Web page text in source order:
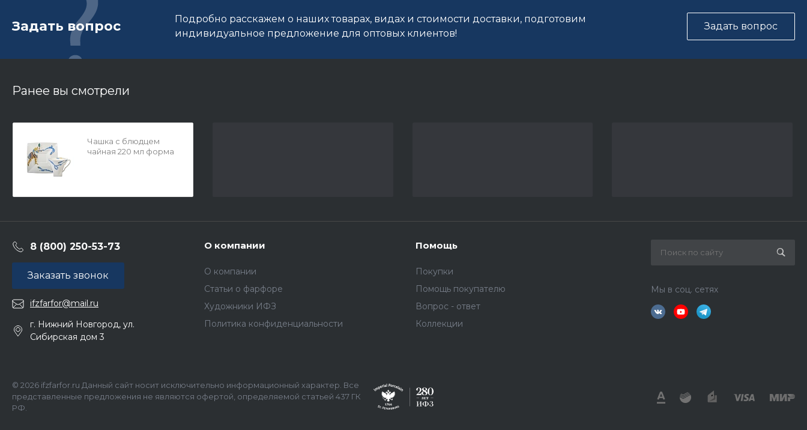
Задать вопрос
Подробно расскажем о наших товарах, видах и стоимости доставки, подготовим
индивидуальное предложение для оптовых клиентов!
Задать вопрос
Ранее вы смотрели
Чашка с блюдцем
чайная 220 мл форма
8 (800) 250-53-73
Заказать звонок
ifzfarfor@mail.ru
г. Нижний Новгород, ул.
Сибирская дом 3
О компании
О компании
Статьи о фарфоре
Художники ИФЗ
Политика конфиденциальности
Помощь
Покупки
Помощь покупателю
Вопрос - ответ
Коллекции
Мы в соц. сетях
© 2026 ifzfarfor.ru Данный сайт носит исключительно информационный характер. Все
представленные предложения не являются офертой, определяемой статьей 437 ГК
РФ.